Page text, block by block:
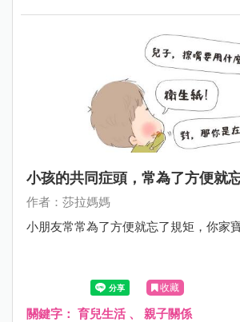
小孩的共同症頭，常為了方便就
作者：莎拉媽媽
小朋友常常為了方便就忘了規矩，你家
收藏
關鍵字： 育兒生活、 親子關係